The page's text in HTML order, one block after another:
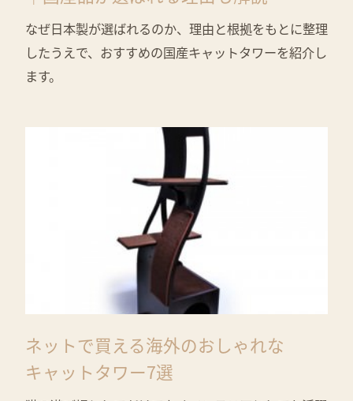
なぜ日本製が選ばれるのか、理由と根拠をもとに整理
したうえで、おすすめの国産キャットタワーを紹介し
ます。
ネットで買える海外のおしゃれな
キャットタワー7選